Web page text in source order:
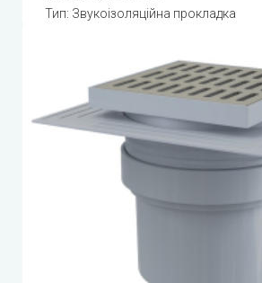
Тип: Звукоізоляційна прокладка